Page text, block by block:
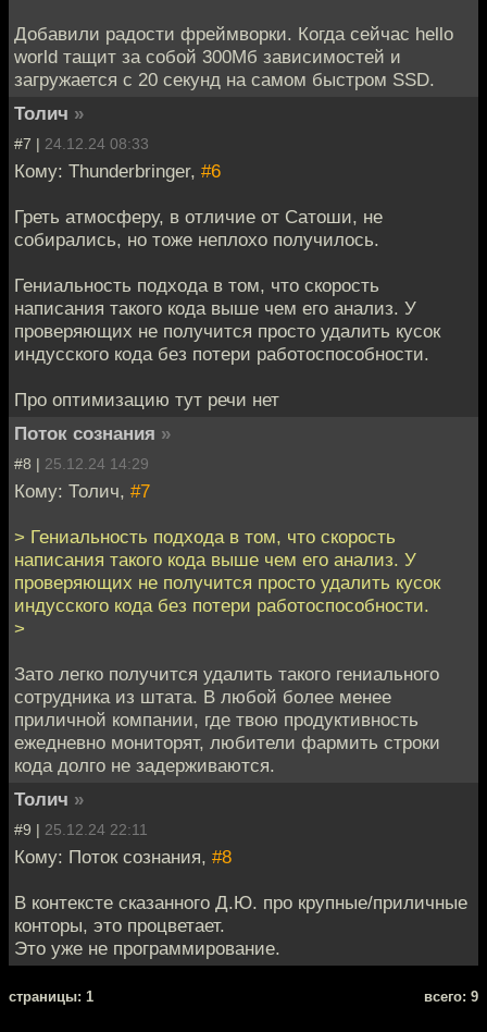
Добавили радости фреймворки. Когда сейчас hello
world тащит за собой 300Мб зависимостей и
загружается с 20 секунд на самом быстром SSD.
Толич »
#7 | 24.12.24 08:33
Кому: Thunderbringer, #6
Греть атмосферу, в отличие от Сатоши, не
собирались, но тоже неплохо получилось.
Гениальность подхода в том, что скорость
написания такого кода выше чем его анализ. У
проверяющих не получится просто удалить кусок
индусского кода без потери работоспособности.
Про оптимизацию тут речи нет
Поток сознания »
#8 | 25.12.24 14:29
Кому: Толич, #7
> Гениальность подхода в том, что скорость
написания такого кода выше чем его анализ. У
проверяющих не получится просто удалить кусок
индусского кода без потери работоспособности.
>
Зато легко получится удалить такого гениального
сотрудника из штата. В любой более менее
приличной компании, где твою продуктивность
ежедневно мониторят, любители фармить строки
кода долго не задерживаются.
Толич »
#9 | 25.12.24 22:11
Кому: Поток сознания, #8
В контексте сказанного Д.Ю. про крупные/приличные
конторы, это процветает.
Это уже не программирование.
cтраницы: 1 всего: 9